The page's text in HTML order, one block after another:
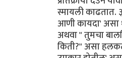
स्मायली काढतात.
आणी कायदा' असा
अथवा " तुमचा
किती?" असा